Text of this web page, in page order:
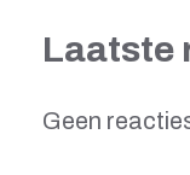
Laatste
Geen